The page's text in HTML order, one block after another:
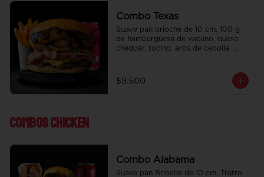
Combo Texas
Suave pan brioche de 10 cm, 100 g
de hamburguesa de vacuno, queso
cheddar, tocino, aros de cebolla,
de la casa de regalo a elección y una
Bebida de 350 cc a elección.
$9.500
Combos Chicken
Combo Alabama
Suave pan Brioche de 10 cm, Trutro